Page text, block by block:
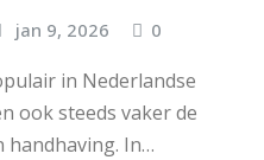
jan 9, 2026 0
in Nederlandse
ook steeds vaker de
handhaving. In…